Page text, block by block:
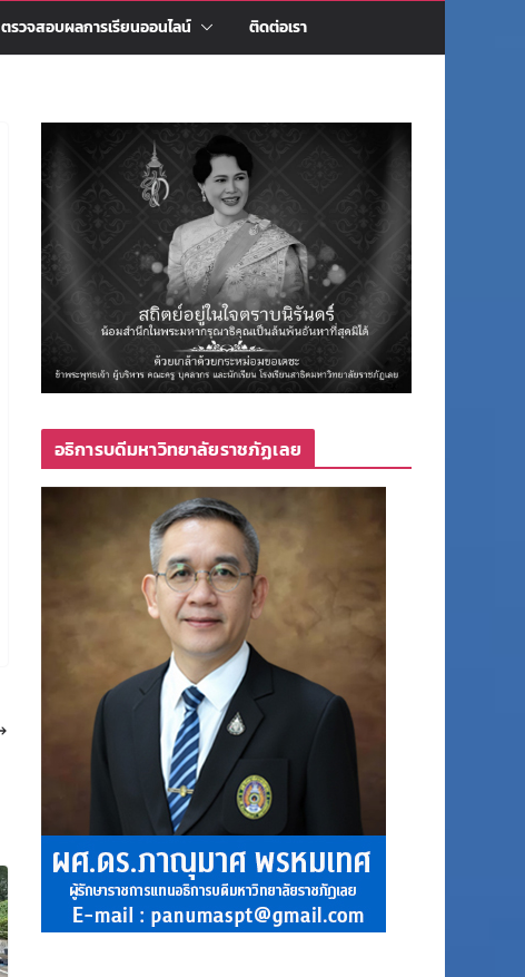
ตรวจสอบผลการเรียนออนไลน์ ติดต่อเรา
อธิการบดีมหาวิทยาลัยราชภัฏเลย